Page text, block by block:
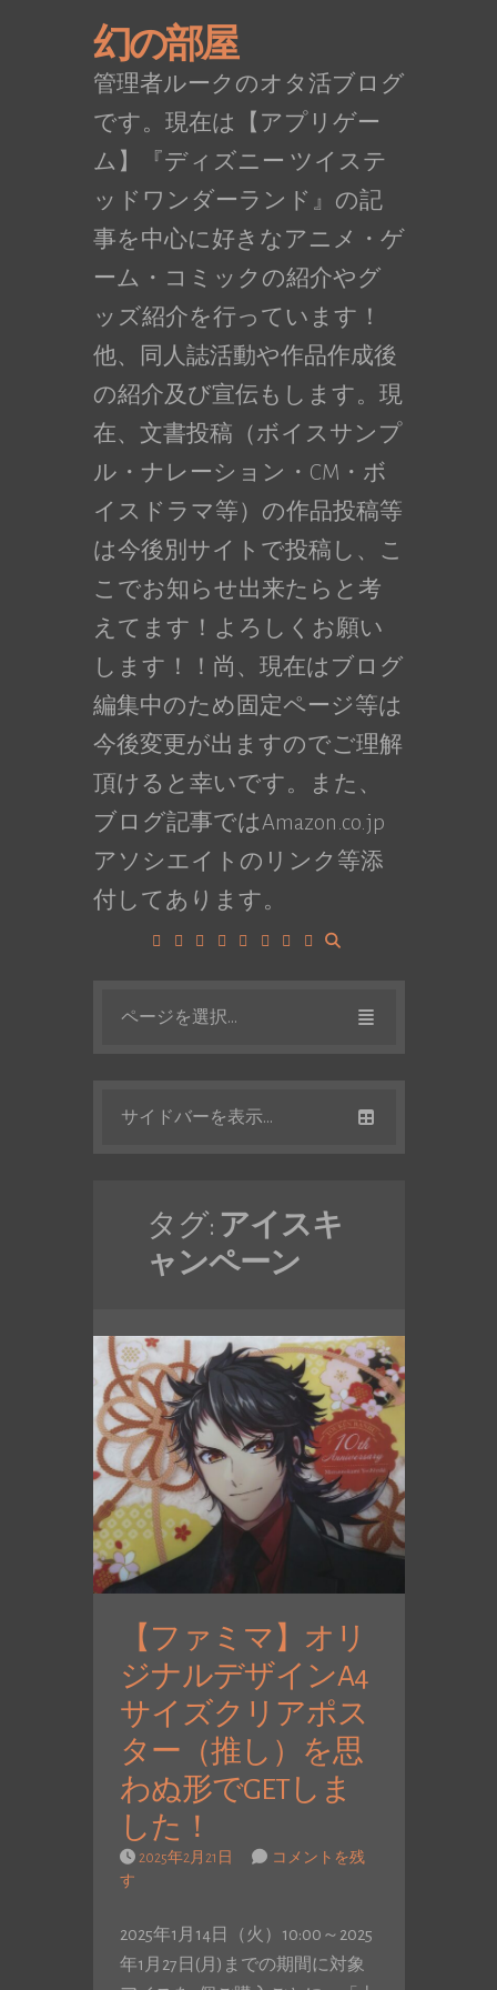
幻の部屋
管理者ルークのオタ活ブログ
です。現在は【アプリゲー
ム】『ディズニー ツイステ
ッドワンダーランド』の記
事を中心に好きなアニメ・ゲ
ーム・コミックの紹介やグ
ッズ紹介を行っています！
他、同人誌活動や作品作成後
の紹介及び宣伝もします。現
在、文書投稿（ボイスサンプ
ル・ナレーション・CM・ボ
イスドラマ等）の作品投稿等
は今後別サイトで投稿し、こ
こでお知らせ出来たらと考
えてます！よろしくお願い
します！！尚、現在はブログ
編集中のため固定ページ等は
今後変更が出ますのでご理解
頂けると幸いです。また、
ブログ記事ではAmazon.co.jp
アソシエイトのリンク等添
付してあります。
ページを選択...
サイドバーを表示...
タグ: アイスキ
ャンペーン
【ファミマ】オリ
ジナルデザインA4
サイズクリアポス
ター（推し）を思
わぬ形でGETしま
した！
2025年2月21日
コメントを残
す
2025年1月14日（火）10:00～2025
年1月27日(月)までの期間に対象